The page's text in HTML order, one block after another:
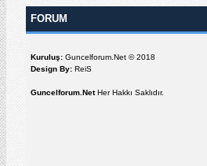
FORUM
Kuruluş: Guncelforum.Net © 2018
Design By: ReiS
Guncelforum.NetHer Hakkı Saklıdır.